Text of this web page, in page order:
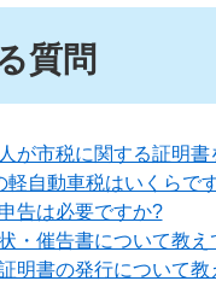
質問
が市税に関する証明
自動車税はいくらです
告は必要ですか?
・催告書について教え
明書の発行について教